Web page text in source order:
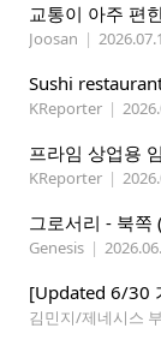
교통이 아주 편
Joosan |
Sushi
KReporter |
KReporter |
그로서리 - 북쪽
Genesis |
김민지/제네시스